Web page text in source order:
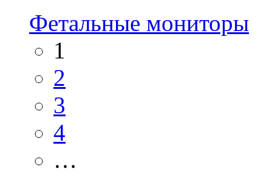
Фетальные мониторы
1
2
3
4
…